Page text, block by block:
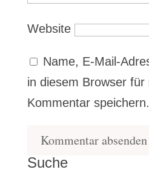
Website
Name, E-Mail-
in diesem Browser
Kommentar speichern.
Suche